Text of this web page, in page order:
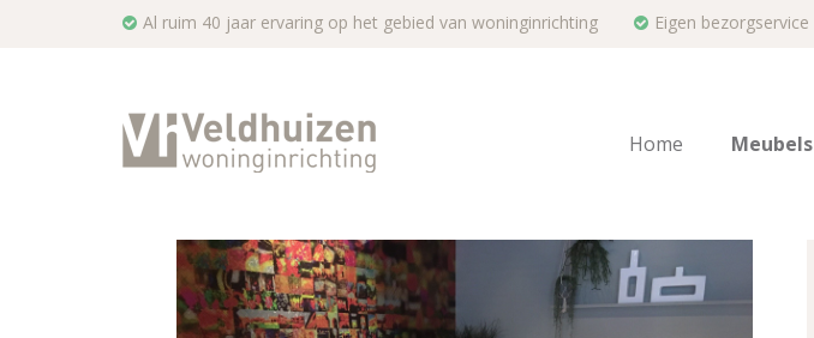
Al ruim 40 jaar ervaring op het gebied van woninginrichting Eigen bezorgservice
Home Meubels